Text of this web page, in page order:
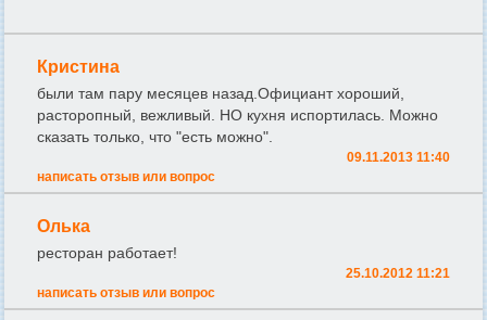
Кристина
были там пару месяцев назад.Официант хороший,
расторопный, вежливый. НО кухня испортилась. Можно
сказать только, что "есть можно".
09.11.2013 11:40
написать отзыв или вопрос
Олька
ресторан работает!
25.10.2012 11:21
написать отзыв или вопрос